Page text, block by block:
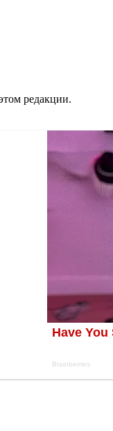
редакции.